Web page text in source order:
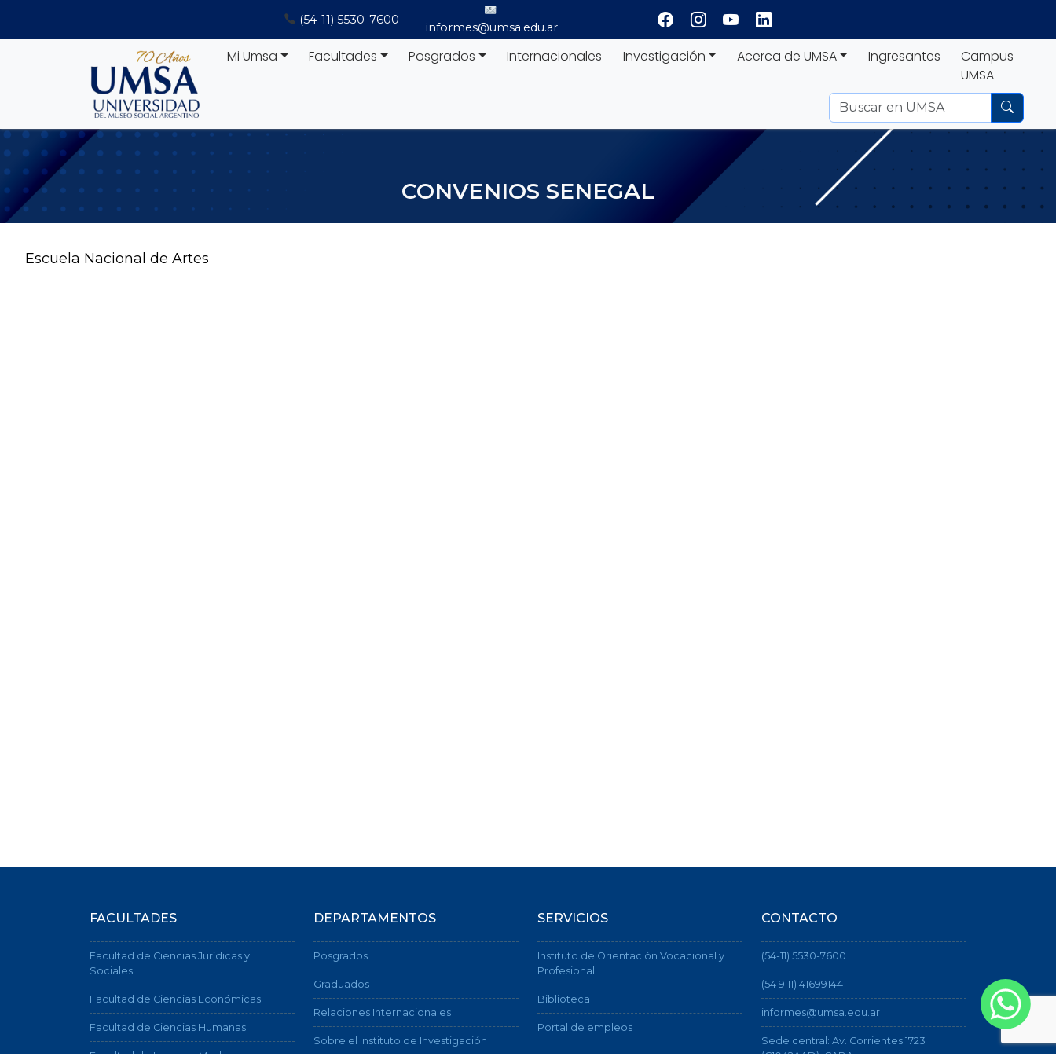
(54-11) 5530-7600
informes@umsa.edu.ar
Mi Umsa Facultades Posgrados Internacionales Investigación Acerca de UMSA Ingresantes
Campus
UMSA
CONVENIOS SENEGAL
Escuela Nacional de Artes
FACULTADES
Facultad de Ciencias Jurídicas y
Sociales
Facultad de Ciencias Económicas
Facultad de Ciencias Humanas
DEPARTAMENTOS
Posgrados
Graduados
Relaciones Internacionales
Sobre el Instituto de Investigación
SERVICIOS
Instituto de Orientación Vocacional y
Profesional
Biblioteca
Portal de empleos
CONTACTO
(54-11) 5530-7600
(54 9 11) 41699144
informes@umsa.edu.ar
Sede central: Av. Corrientes 1723